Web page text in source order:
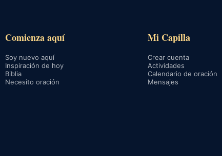
Comienza aquí
Soy nuevo aquí
Inspiración de hoy
Biblia
Necesito oración
Mi Capilla
Crear cuenta
Actividades
Calendario de oración
Mensajes